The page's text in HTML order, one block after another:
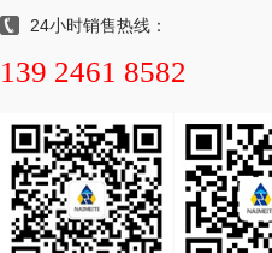
24小时销售热线：
139 2461 8582